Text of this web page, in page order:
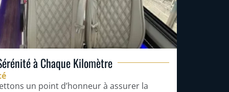
à Chaque Kilomètre
un point d’honneur à assurer la